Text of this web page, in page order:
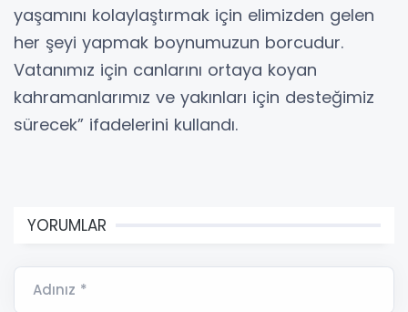
yaşamını kolaylaştırmak için elimizden gelen
her şeyi yapmak boynumuzun borcudur.
Vatanımız için canlarını ortaya koyan
kahramanlarımız ve yakınları için desteğimiz
sürecek” ifadelerini kullandı.
YORUMLAR
Adınız *